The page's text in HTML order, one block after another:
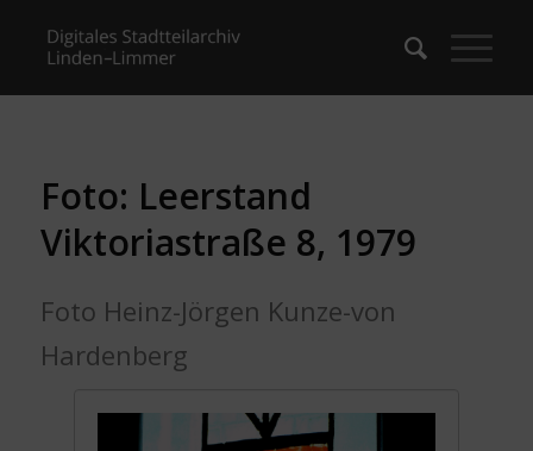
Foto: Leerstand
Viktoriastraße 8, 1979
Foto Heinz-Jörgen Kunze-von
Hardenberg